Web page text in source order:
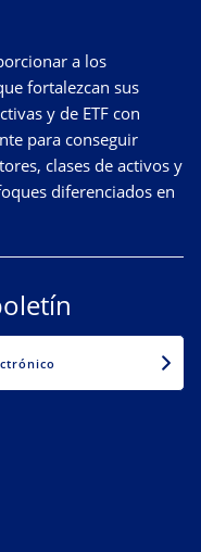
a los
fortalezcan sus
y de ETF con
para conseguir
clases de activos y
diferenciados en